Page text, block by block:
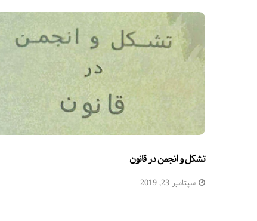
تشکل و انجمن در قانون
سپتامبر 23, 2019